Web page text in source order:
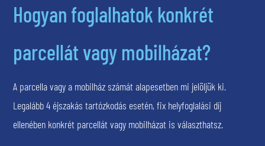
Hogyan foglalhatok konkrét
parcellát vagy mobilházat?
A parcella vagy a mobilház számát alapesetben mi jelöljük ki.
Legalább 4 éjszakás tartózkodás esetén, fix helyfoglalási díj
ellenében konkrét parcellát vagy mobilházat is választhatsz.